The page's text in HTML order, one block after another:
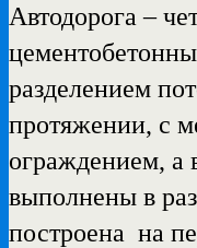
Автодорога –
разделением
протяжении, с
ограждением, а
выполнены в
построена на